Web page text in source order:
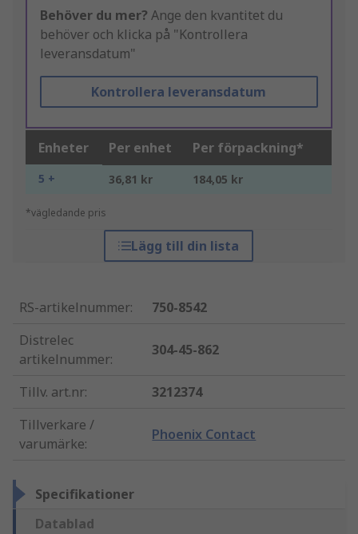
Behöver du mer? Ange den kvantitet du
behöver och klicka på "Kontrollera
leveransdatum"
Kontrollera leveransdatum
Enheter Per enhet Per förpackning*
5 + 36,81 kr 184,05 kr
*vägledande pris
Lägg till din lista
RS-artikelnummer:
750-8542
Distrelec
artikelnummer:
304-45-862
Tillv. art.nr:
3212374
Tillverkare /
varumärke:
Phoenix Contact
Specifikationer
Datablad